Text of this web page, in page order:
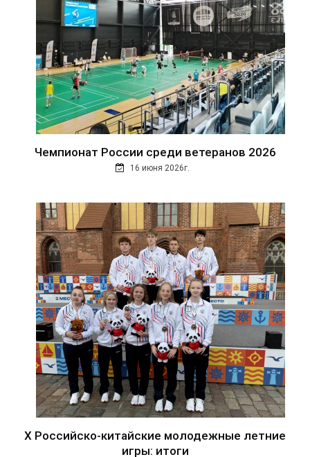
Чемпионат России среди ветеранов 2026
16 июня 2026г.
Х Российско-китайские молодежные летние
игры: итоги